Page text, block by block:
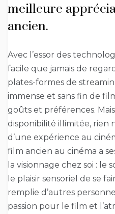
meilleure
ancien.
Avec l’essor des
facile que jamais de
plates-formes de
immense et sans fin de
goûts et préférences.
disponibilité illimitée, rien
d’une expérience au
film ancien au cinéma a
la visionnage chez soi : le
le plaisir sensoriel de se
remplie d’autres
passion pour le film et